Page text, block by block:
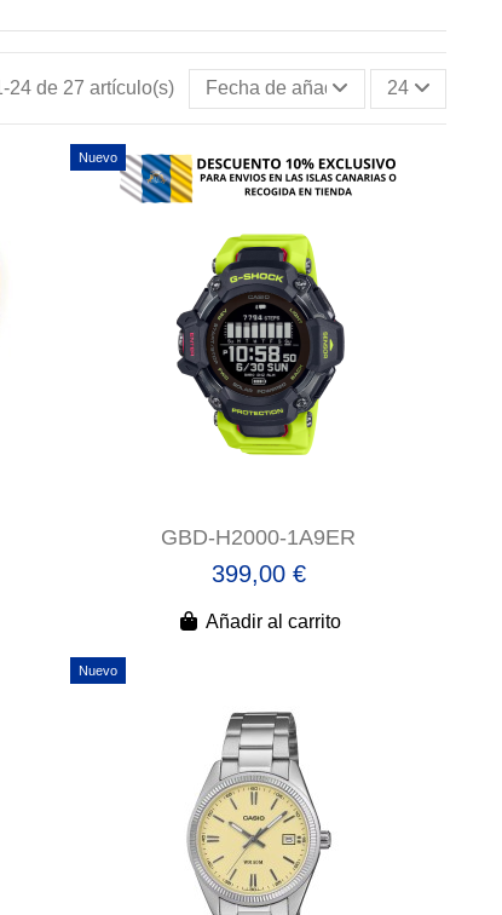
24 de 27 artículo(s) Fecha de añadido, más recientes
24
Nuevo
GBD-H2000-1A9ER
399,00 €
Añadir al carrito
Nuevo